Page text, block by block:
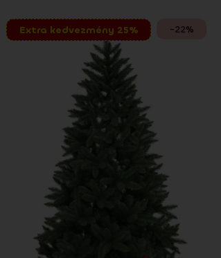
-22%
Extra kedvezmény 25%